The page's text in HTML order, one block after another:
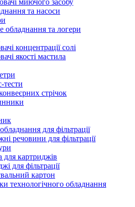
миючого засобу
та насоси
обладнання та логери
концентрації солі
якості мастила
тести
стрічок
для фільтрації
речовини для фільтрації
для картриджів
для фільтрації
картон
технологічного обладнання